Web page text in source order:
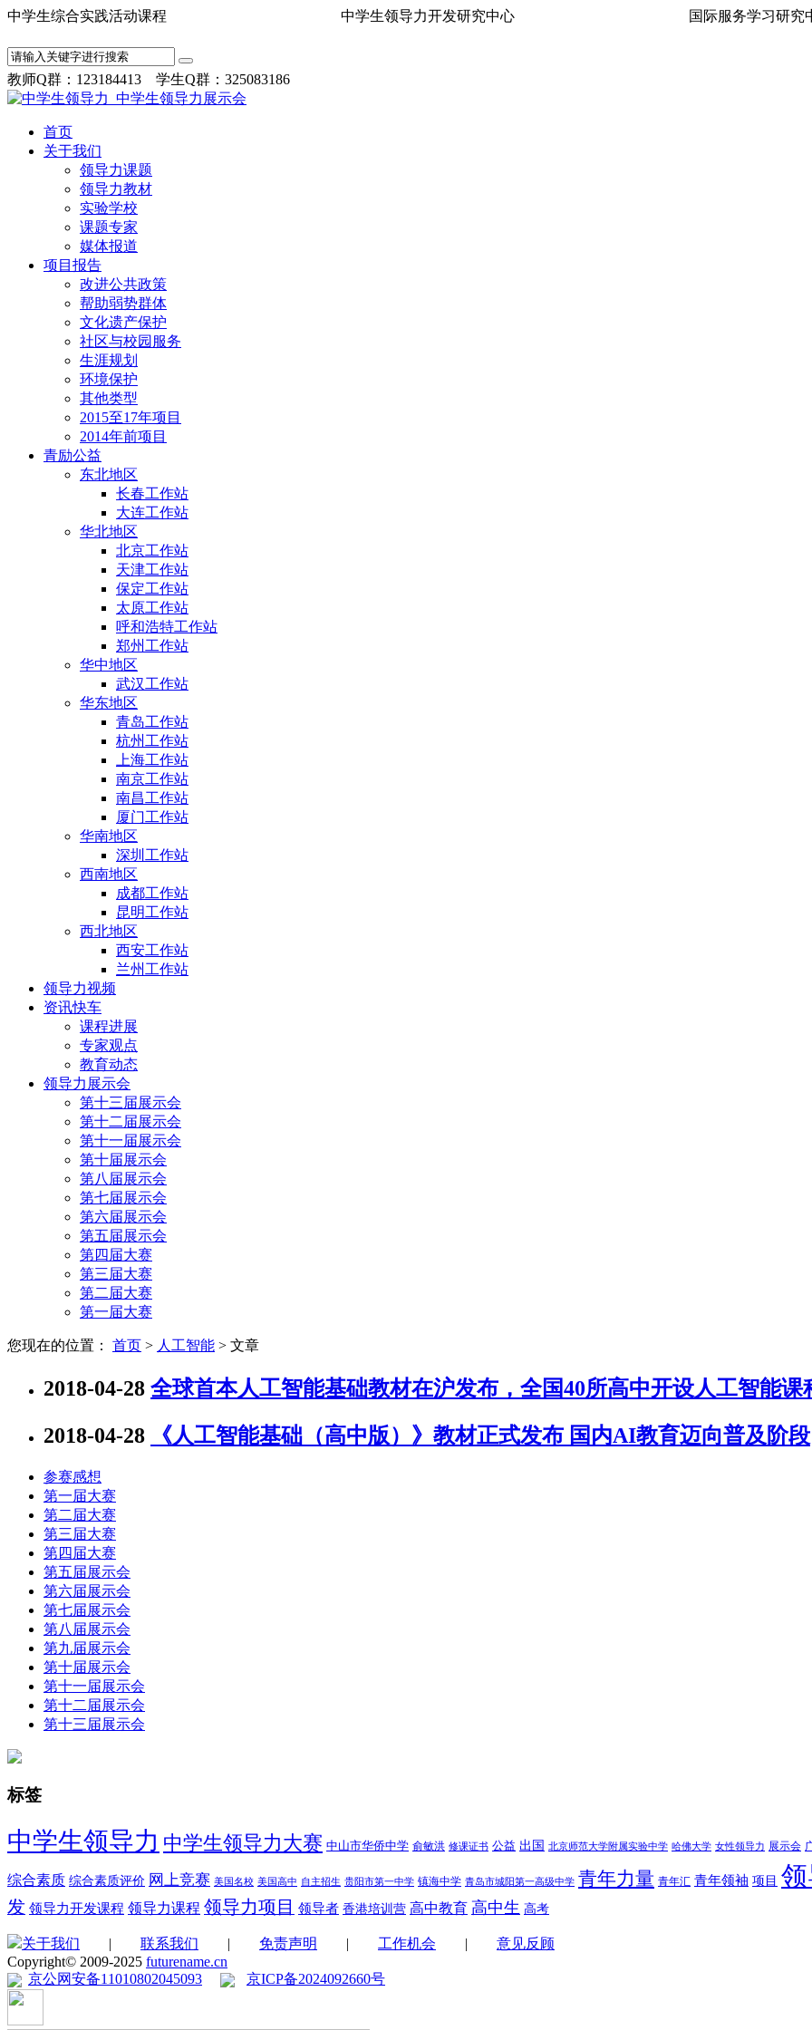
中学生综合实践活动课程 中学生领导力开发研究中心 国际服务
教师Q群：123184413 学生Q群：325083186
首页
关于我们
领导力课题
领导力教材
实验学校
课题专家
媒体报道
项目报告
改进公共政策
帮助弱势群体
文化遗产保护
社区与校园服务
生涯规划
环境保护
其他类型
2015至17年项目
2014年前项目
青励公益
东北地区
长春工作站
大连工作站
华北地区
北京工作站
天津工作站
保定工作站
太原工作站
呼和浩特工作站
郑州工作站
华中地区
武汉工作站
华东地区
青岛工作站
杭州工作站
上海工作站
南京工作站
南昌工作站
厦门工作站
华南地区
深圳工作站
西南地区
成都工作站
昆明工作站
西北地区
西安工作站
兰州工作站
领导力视频
资讯快车
课程进展
专家观点
教育动态
领导力展示会
第十三届展示会
第十二届展示会
第十一届展示会
第十届展示会
第八届展示会
第七届展示会
第六届展示会
第五届展示会
第四届大赛
第三届大赛
第二届大赛
第一届大赛
您现在的位置： 首页 > 人工智能 > 文章
2018-04-28 全球首本人工智能基础教材在沪发布，全国40所高中开设人工智能课
2018-04-28
《人工智能基础（高中版）》教材正式发布 国内AI教育迈向普及阶段
参赛感想
第一届大赛
第二届大赛
第三届大赛
第四届大赛
第五届展示会
第六届展示会
第七届展示会
第八届展示会
第九届展示会
第十届展示会
第十一届展示会
第十二届展示会
第十三届展示会
标签
中学生领导力 中学生领导力大赛 中山市华侨中学 俞敏洪 修课证书 公益 出国 北京师范大学附属实验中学 哈佛大学 女性领导力 展示会
综合素质 综合素质评价 网上竞赛 美国名校 美国高中 自主招生 贵阳市第一中学 镇海中学 青岛市城阳第一高级中学 青年力量 青年汇 青年领袖 项目
发 领导力开发课程 领导力课程 领导力项目 领导者 香港培训营 高中教育 高中生 高考
关于我们 | 联系我们 | 免责声明 | 工作机会 | 意见反顾
Copyright© 2009-2025 futurename.cn
京公网安备11010802045093
京ICP备2024092660号